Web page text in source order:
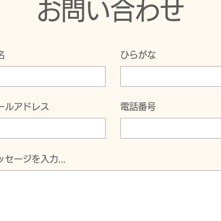
お問い合わせ
ひらがな
ルアドレス 電話番号
セージを入力...